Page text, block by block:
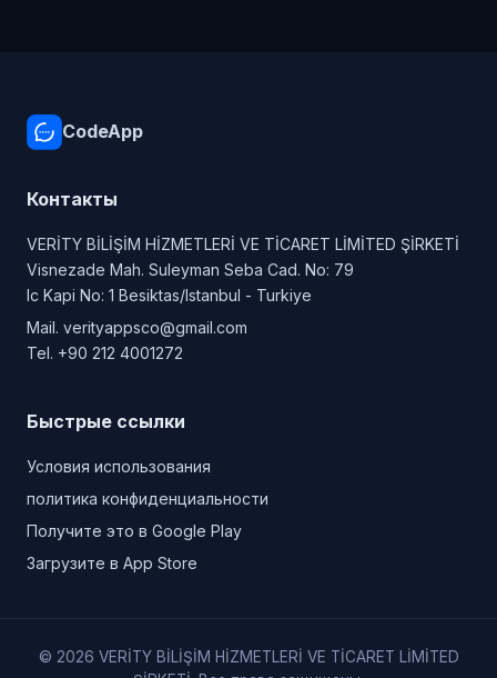
CodeApp
Контакты
VERİTY BİLİŞİM HİZMETLERİ VE TİCARET LİMİTED ŞİRKETİ
Visnezade Mah. Suleyman Seba Cad. No: 79
Ic Kapi No: 1 Besiktas/Istanbul - Turkiye
Mail. verityappsco@gmail.com
Tel. +90 212 4001272
Быстрые ссылки
Условия использования
политика конфиденциальности
Получите это в Google Play
Загрузите в App Store
© 2026 VERİTY BİLİŞİM HİZMETLERİ VE TİCARET LİMİTED